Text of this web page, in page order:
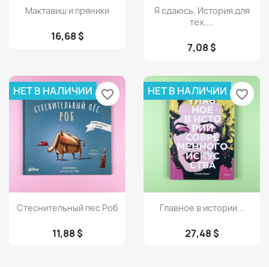
Просмотр
Мактавиш и пряники
16,68 $
Просмотр
Я сдаюсь. История для
тех,...
7,08 $
Просмотр
Стеснительный пес Роб
11,88 $
НЕТ В НАЛИЧИИ favorite_border
Просмотр
Главное в истории...
27,48 $
НЕТ В НАЛИЧИИ favorite_border